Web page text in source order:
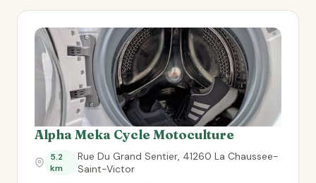
Alpha Meka Cycle Motoculture
5.2
km
Rue Du Grand Sentier, 41260 La Chaussee-
Saint-Victor